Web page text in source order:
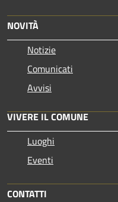
NOVITÀ
Notizie
Comunicati
Avvisi
VIVERE IL COMUNE
Luoghi
Eventi
CONTATTI